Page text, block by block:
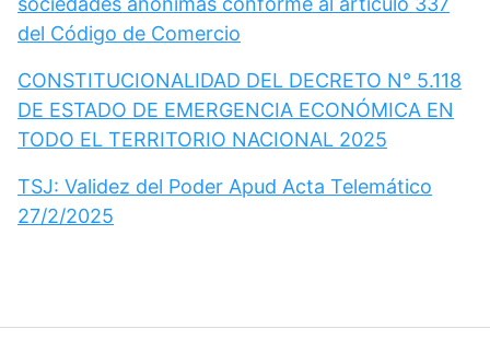
del Código de Comercio
CONSTITUCIONALIDAD DEL DECRETO N° 5.118
DE ESTADO DE EMERGENCIA ECONÓMICA EN
TODO EL TERRITORIO NACIONAL 2025
TSJ: Validez del Poder Apud Acta Telemático
27/2/2025